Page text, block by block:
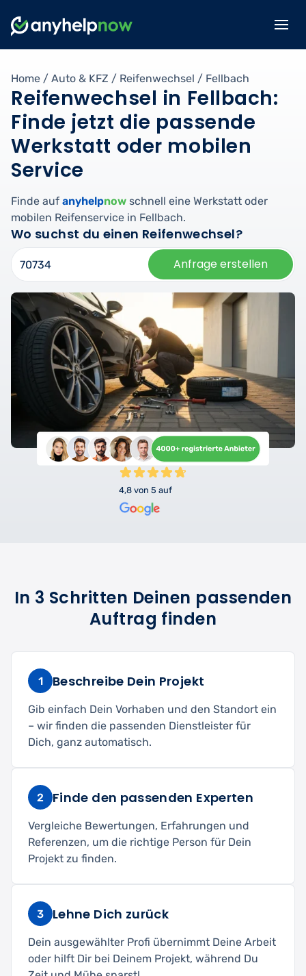
Home / Auto & KFZ / Reifenwechsel / Fellbach
Reifenwechsel in Fellbach:
Finde jetzt die passende
Werkstatt oder mobilen
Service
Finde auf anyhelpnow schnell eine Werkstatt oder
mobilen Reifenservice in Fellbach.
Wo suchst du einen Reifenwechsel?
Anfrage erstellen
4,8 von 5 auf
In 3 Schritten Deinen passenden
Auftrag finden
1 Beschreibe Dein Projekt
Gib einfach Dein Vorhaben und den Standort ein
– wir finden die passenden Dienstleister für
Dich, ganz automatisch.
2 Finde den passenden Experten
Vergleiche Bewertungen, Erfahrungen und
Referenzen, um die richtige Person für Dein
Projekt zu finden.
3 Lehne Dich zurück
Dein ausgewählter Profi übernimmt Deine Arbeit
oder hilft Dir bei Deinem Projekt, während Du